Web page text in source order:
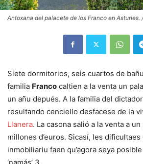
Antoxana del palacete de los Franco en Asturies.
Siete dormitorios, seis cuartos de
familia Franco caltien a la venta un
un añu depués. A la familia del
resultando cenciello desfacese de la
Llanera. La casona salió a la venta a
millones d’euros. Sicasí, les
inmobiliariu faen qu’agora seya